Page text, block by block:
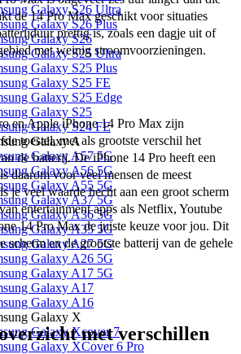
Galaxy S26 Ultra
Galaxy S26 Plus
Galaxy S26
Galaxy S25 Ultra
Galaxy S25 Plus
Galaxy S25 FE
Galaxy S25 Edge
Galaxy S25
Galaxy S24 FE
Galaxy A
Galaxy A57 5G
Galaxy A56 5G
Galaxy A55 5G
Galaxy A37 5G
Galaxy A36 5G
Galaxy A35 5G
Galaxy A27 5G
Galaxy A26 5G
Galaxy A17 5G
Galaxy A17
Galaxy A16
Galaxy X
Galaxy Xcover 7
Galaxy XCover 6 Pro
de 14 Pro Max geschikt voor situaties
prettig is, zoals een dagje uit of
met weinig stroomvoorzieningen.
en Apple iPhone 14 Pro Max zijn
toestel, met als grootste verschil het
de batterij. De iPhone 14 Pro heeft een
daarom voor veel mensen de meest
je veel waarde hecht aan een groot scherm
entertainment apps als Netflix, Youtube
14 Pro Max de juiste keuze voor jou. Dit
met verschillen